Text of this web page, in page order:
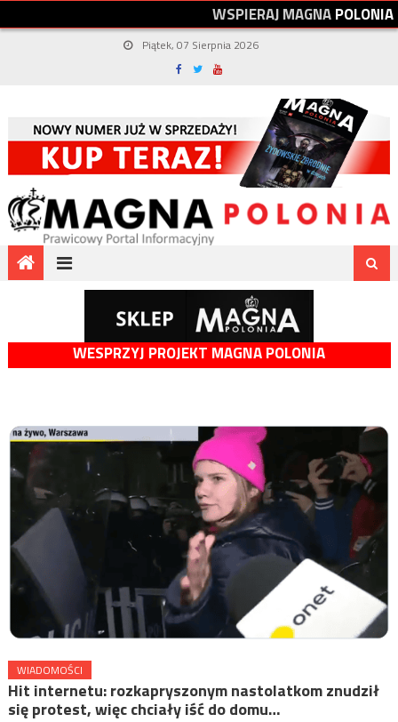
WSPIERAJMAGNAPOLONIA
Piątek, 07 Sierpnia 2026
WESPRZYJ PROJEKT MAGNA POLONIA
WIADOMOŚCI
Hit internetu: rozkapryszonym nastolatkom znudził
się protest, więc chciały iść do domu…